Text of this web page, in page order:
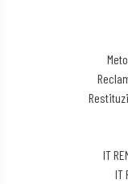
IT
IT